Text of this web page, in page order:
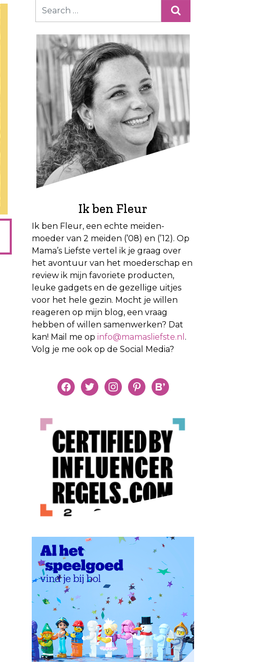
Ik ben Fleur
Ik ben Fleur, een echte meiden-
moeder van 2 meiden (’08) en (’12). Op
Mama’s Liefste vertel ik je graag over
het avontuur van het moederschap en
review ik mijn favoriete producten,
leuke gadgets en de gezellige uitjes
voor het hele gezin. Mocht je willen
reageren op mijn blog, een vraag
hebben of willen samenwerken? Dat
kan! Mail me op info@mamasliefste.nl .
Volg je me ook op de Social Media?
facebooktwitterinstagrampinterestbloglovin